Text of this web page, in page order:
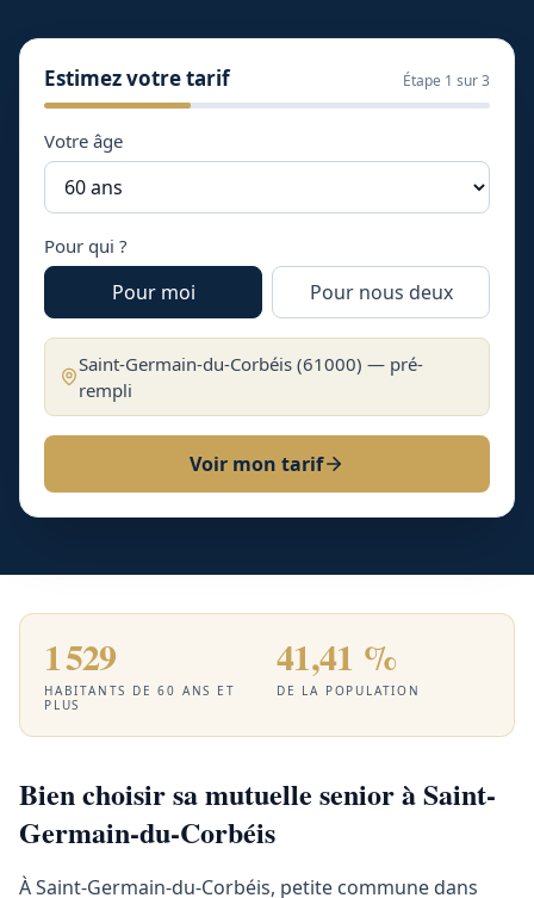
Estimez votre tarif Étape 1 sur 3
Votre âge
Pour qui ?
Pour moi Pour nous deux
Saint-Germain-du-Corbéis (61000) — pré-
rempli
Voir mon tarif
1 529
HABITANTS DE 60 ANS ET
PLUS
41,41 %
DE LA POPULATION
Bien choisir sa mutuelle senior à Saint-
Germain-du-Corbéis
À Saint-Germain-du-Corbéis, petite commune dans